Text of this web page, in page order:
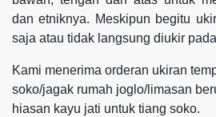
dan etniknya. Meskipun begitu
saja atau tidak langsung diukir
Kami menerima orderan ukiran
soko/jagak rumah joglo/limasan
hiasan kayu jati untuk tiang soko.